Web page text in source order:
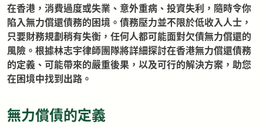
在香港，消費過度或失業、意外重病、投資失利，隨時令你
陷入無力償還債務的困境。債務壓力並不限於低收入人士，
只要財務規劃稍有失衡，任何人都可能面對欠債無力償還的
風險。根據林志宇律師團隊將詳細探討在香港無力償還債務
的定義、可能帶來的嚴重後果，以及可行的解決方案，助您
在困境中找到出路。
無力償債的定義